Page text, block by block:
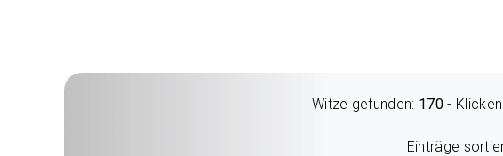
Witze gefunden: 170- Klicken
Einträge